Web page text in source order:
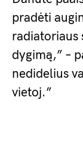
pradėti
radiatoriaus
dygimą,” –
nedidelius
vietoj.”